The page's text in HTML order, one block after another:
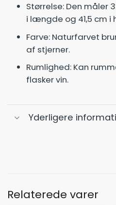
Størrelse: Den måler
i længde og 41,5 cm i
Farve: Naturfarvet
af stjerner.
Rumlighed: Kan
flasker vin.
Yderligere
Relaterede varer